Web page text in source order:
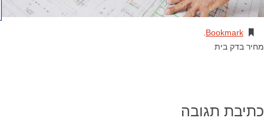
Bookmark
.
מחיר בדק בית
כתיבת תגובה